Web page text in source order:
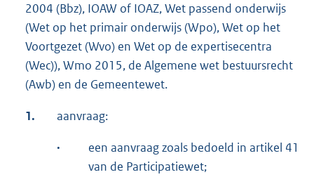
2004 (Bbz), IOAW of IOAZ, Wet passend onderwijs
(Wet op het primair onderwijs (Wpo), Wet op het
Voortgezet (Wvo) en Wet op de expertisecentra
(Wec)), Wmo 2015, de Algemene wet bestuursrecht
(Awb) en de Gemeentewet.
1. aanvraag:
·
een aanvraag zoals bedoeld in artikel 41
van de Participatiewet;